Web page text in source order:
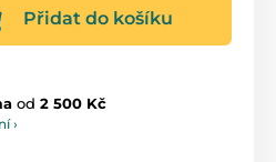
Přidat do košíku
od 2 500 Kč
›